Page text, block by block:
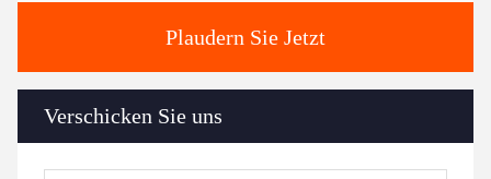
Plaudern Sie Jetzt
Verschicken Sie uns